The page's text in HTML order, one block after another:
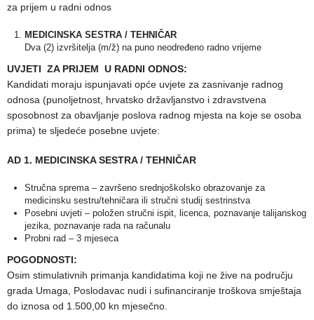
za prijem u radni odnos
MEDICINSKA SESTRA / TEHNIČAR
Dva (2) izvršitelja (m/ž) na puno neodređeno radno vrijeme
UVJETI ZA PRIJEM U RADNI ODNOS:
Kandidati moraju ispunjavati opće uvjete za zasnivanje radnog
odnosa (punoljetnost, hrvatsko državljanstvo i zdravstvena
sposobnost za obavljanje poslova radnog mjesta na koje se osoba
prima) te sljedeće posebne uvjete:
AD 1. MEDICINSKA SESTRA / TEHNIČAR
Stručna sprema – završeno srednjoškolsko obrazovanje za
medicinsku sestru/tehničara ili stručni studij sestrinstva
Posebni uvjeti – položen stručni ispit, licenca, poznavanje talijanskog
jezika, poznavanje rada na računalu
Probni rad – 3 mjeseca
POGODNOSTI:
Osim stimulativnih primanja kandidatima koji ne žive na području
grada Umaga, Poslodavac nudi i sufinanciranje troškova smještaja
do iznosa od 1.500,00 kn mjesečno.